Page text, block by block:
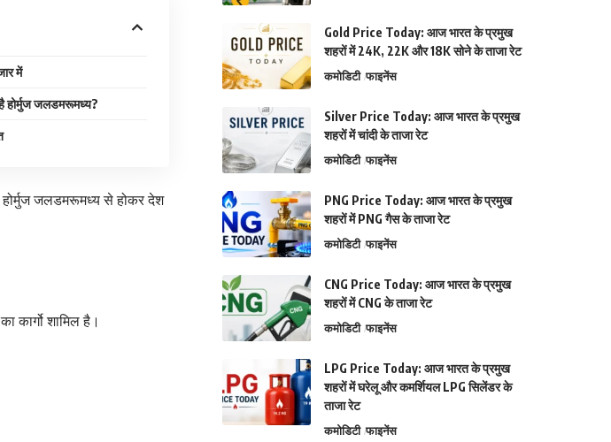
में
होर्मुज जलडमरूमध्य?
होर्मुज जलडमरूमध्य से होकर देश
शामिल है।
Gold Price Today: आज भारत के प्रमुख
शहरों में 24K, 22K और 18K सोने के ताजा रेट
कमोडिटी फाइनेंस
Silver Price Today: आज भारत के प्रमुख
शहरों में चांदी के ताजा रेट
कमोडिटी फाइनेंस
PNG Price Today: आज भारत के प्रमुख
शहरों में PNG गैस के ताजा रेट
कमोडिटी फाइनेंस
CNG Price Today: आज भारत के प्रमुख
शहरों में CNG के ताजा रेट
कमोडिटी फाइनेंस
LPG Price Today: आज भारत के प्रमुख
शहरों में घरेलू और कमर्शियल LPG सिलेंडर के
ताजा रेट
कमोडिटी फाइनेंस